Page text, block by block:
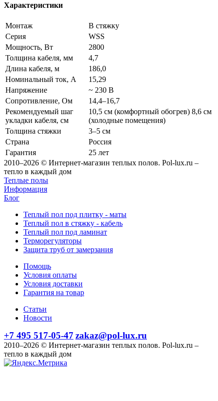
Характеристики
Монтаж
В стяжку
Серия
WSS
Мощность, Вт
2800
Толщина кабеля, мм
4,7
Длина кабеля, м
186,0
Номинальный ток, А
15,29
Напряжение
~ 230 В
Сопротивление, Ом
14,4–16,7
Рекомендуемый шаг
укладки кабеля, см
10,5 см (комфортный обогрев) 8,6 см
(холодные помещения)
Толщина стяжки
3–5 см
Страна
Россия
Гарантия
25 лет
2010–2026 © Интернет-магазин теплых полов. Pol-lux.ru –
тепло в каждый дом
Теплые полы
Информация
Блог
Теплый пол под плитку - маты
Теплый пол в стяжку - кабель
Теплый пол под ламинат
Терморегуляторы
Защита труб от замерзания
Помощь
Условия оплаты
Условия доставки
Гарантия на товар
Статьи
Новости
+7 495 517-05-47 zakaz@pol-lux.ru
2010–2026 © Интернет-магазин теплых полов. Pol-lux.ru –
тепло в каждый дом